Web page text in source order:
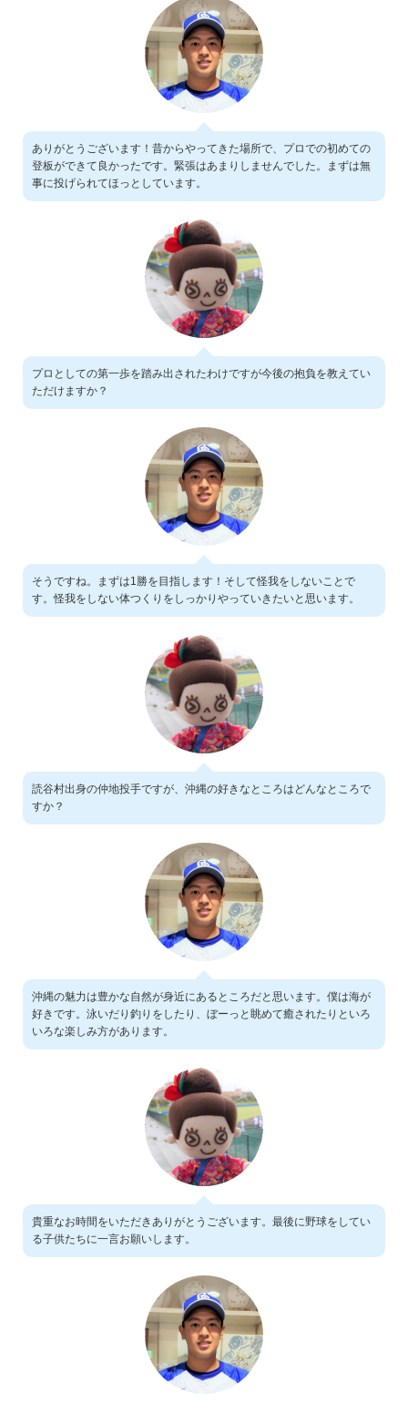
ありがとうございます！昔からやってきた場所で、プロでの初めての
登板ができて良かったです。緊張はあまりしませんでした。まずは無
事に投げられてほっとしています。
プロとしての第一歩を踏み出されたわけですが今後の抱負を教えてい
ただけますか？
そうですね。まずは1勝を目指します！そして怪我をしないことで
す。怪我をしない体つくりをしっかりやっていきたいと思います。
読谷村出身の仲地投手ですが、沖縄の好きなところはどんなところで
すか？
沖縄の魅力は豊かな自然が身近にあるところだと思います。僕は海が
好きです。泳いだり釣りをしたり、ぼーっと眺めて癒されたりといろ
いろな楽しみ方があります。
貴重なお時間をいただきありがとうございます。最後に野球をしてい
る子供たちに一言お願いします。